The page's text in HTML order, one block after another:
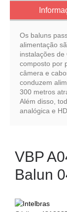
Os baluns
alimentação
instalações de
composto por
câmera e
conduzem
300 metros
Além disso,
analógica e
VBP
Balun